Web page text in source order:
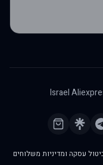
Israel
עסקה ומדיניות משלוחים